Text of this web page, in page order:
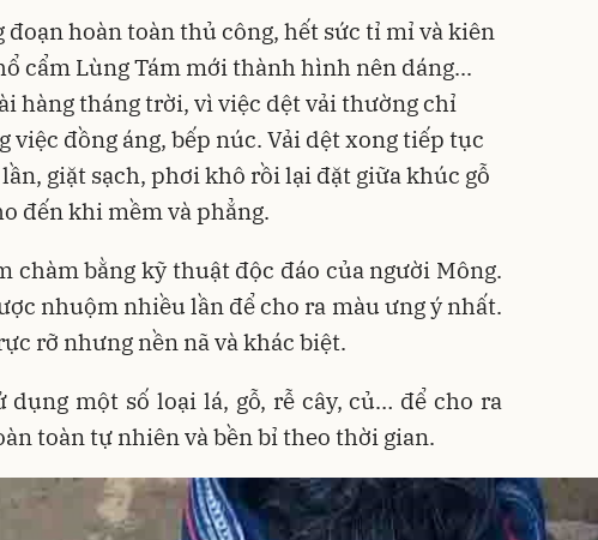
đoạn hoàn toàn thủ công, hết sức tỉ mỉ và kiên
cẩm Lùng Tám mới thành hình nên dáng...
hàng tháng trời, vì việc dệt vải thường chỉ
việc đồng áng, bếp núc. Vải dệt xong tiếp tục
giặt sạch, phơi khô rồi lại đặt giữa khúc gỗ
đến khi mềm và phẳng.
chàm bằng kỹ thuật độc đáo của người Mông.
nhuộm nhiều lần để cho ra màu ưng ý nhất.
rỡ nhưng nền nã và khác biệt.
dụng một số loại lá, gỗ, rễ cây, củ… để cho ra
toàn tự nhiên và bền bỉ theo thời gian.